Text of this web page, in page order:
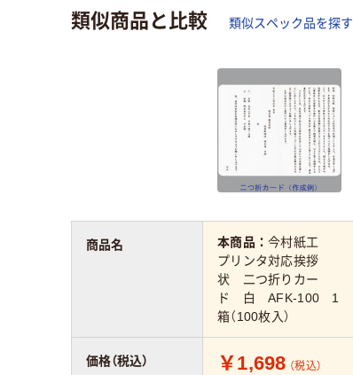
類似商品と比較 類似スペック品を探す
本商品：今村紙工
プリンタ対応挨拶
状 二つ折りカー
ド 白 AFK-100 1
箱（100枚入）
￥1,698 （税込）
商品名
価格（税込）